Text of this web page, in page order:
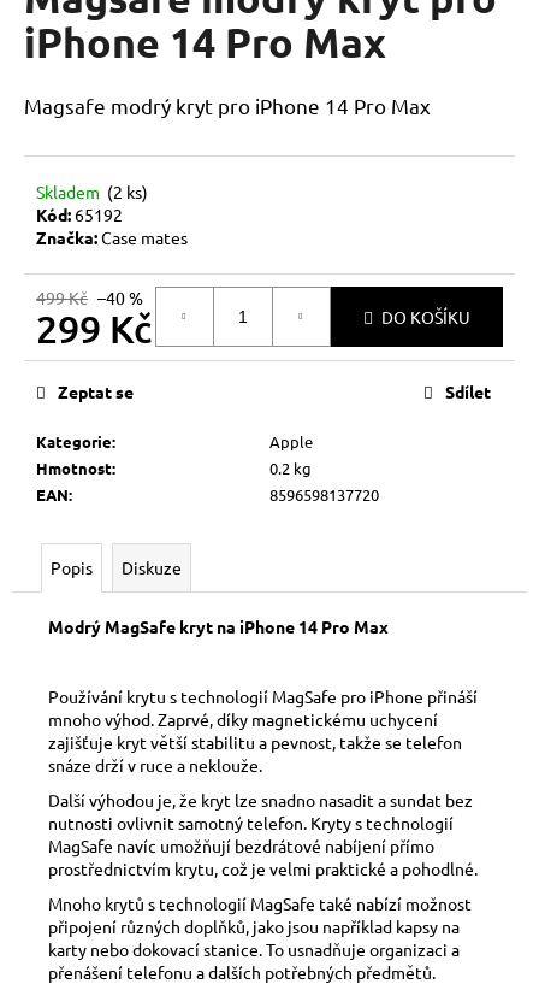
0,0
hvězdiček.
iPhone 14 Pro Max
Magsafe modrý kryt pro iPhone 14 Pro Max
Skladem (2 ks)
Kód: 65192
Značka:Case mates
499 Kč –40 %
299 Kč
Měrná
DO KOŠÍKU
Kategorie:
Apple
Hmotnost:
0.2 kg
EAN: 8596598137720
Zeptat se Sdílet
Popis Diskuze
Modrý MagSafe kryt na iPhone 14 Pro Max
Používání krytu s technologií MagSafe pro iPhone přináší
mnoho výhod. Zaprvé, díky magnetickému uchycení
zajišťuje kryt větší stabilitu a pevnost, takže se telefon
snáze drží v ruce a neklouže.
Další výhodou je, že kryt lze snadno nasadit a sundat bez
nutnosti ovlivnit samotný telefon. Kryty s technologií
MagSafe navíc umožňují bezdrátové nabíjení přímo
prostřednictvím krytu, což je velmi praktické a pohodlné.
Mnoho krytů s technologií MagSafe také nabízí možnost
připojení různých doplňků, jako jsou například kapsy na
karty nebo dokovací stanice. To usnadňuje organizaci a
přenášení telefonu a dalších potřebných předmětů.
a
j
í
t
?
HLEDAT
D
p
o
j